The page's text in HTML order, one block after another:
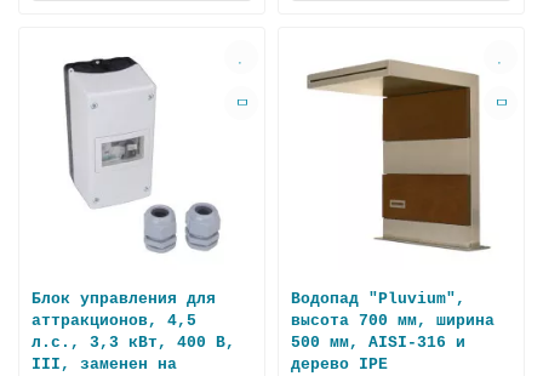
Блок управления для
аттракционов, 4,5
л.с., 3,3 кВт, 400 В,
III, заменен на
Водопад "Pluvium",
высота 700 мм, ширина
500 мм, AISI-316 и
дерево IPE